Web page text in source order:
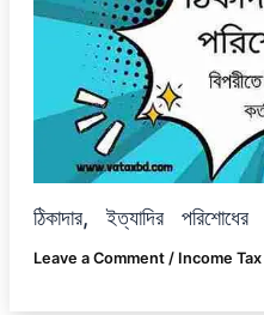
ঠিকাদার, ইত্যাদির
Leave a Comment / Income Tax